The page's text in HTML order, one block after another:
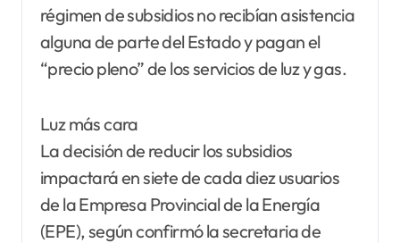
régimen de subsidios no recibían asistencia
alguna de parte del Estado y pagan el
“precio pleno” de los servicios de luz y gas.
Luz más cara
La decisión de reducir los subsidios
impactará en siete de cada diez usuarios
de la Empresa Provincial de la Energía
(EPE), según confirmó la secretaria de